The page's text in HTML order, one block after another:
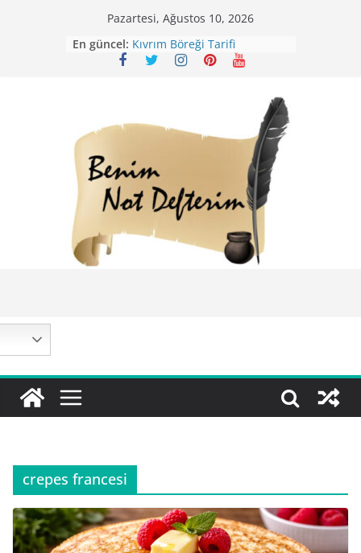
Pazartesi, Ağustos 10, 2026
En güncel:
Mirik Köfte Tarifi – Sivas
Kıvrım Böreği Tarifi
Karabuğday Pilavı Tarifi
crepes francesi